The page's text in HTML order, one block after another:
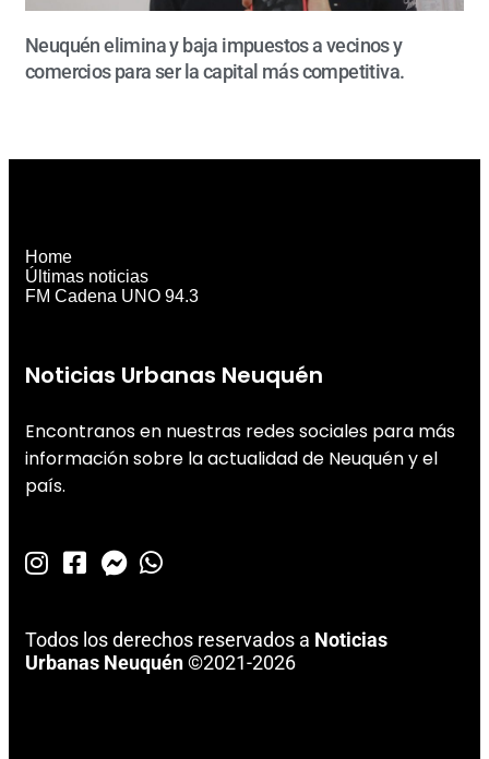
Neuquén elimina y baja impuestos a vecinos y
comercios para ser la capital más competitiva.
Noticias Urbanas Neuquén
Encontranos en nuestras redes sociales para más
información sobre la actualidad de Neuquén y el
país.
Todos los derechos reservados a Noticias
Urbanas Neuquén©2021-2026
Home
Últimas noticias
FM Cadena UNO 94.3